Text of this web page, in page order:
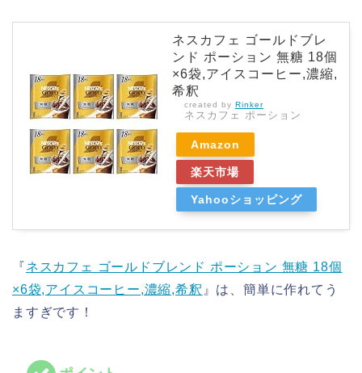
ネスカフェ ゴールドブレ
ンド ポーション 無糖 18個
×6袋,アイスコーヒー,濃縮,
希釈
created by Rinker
ネスカフェ ポーション
Amazon
楽天市場
Yahooショッピング
『ネスカフェ ゴールドブレンド ポーション 無糖 18個
×6袋,アイスコーヒー,濃縮,希釈 』は、簡単に作れてう
ますぎです！